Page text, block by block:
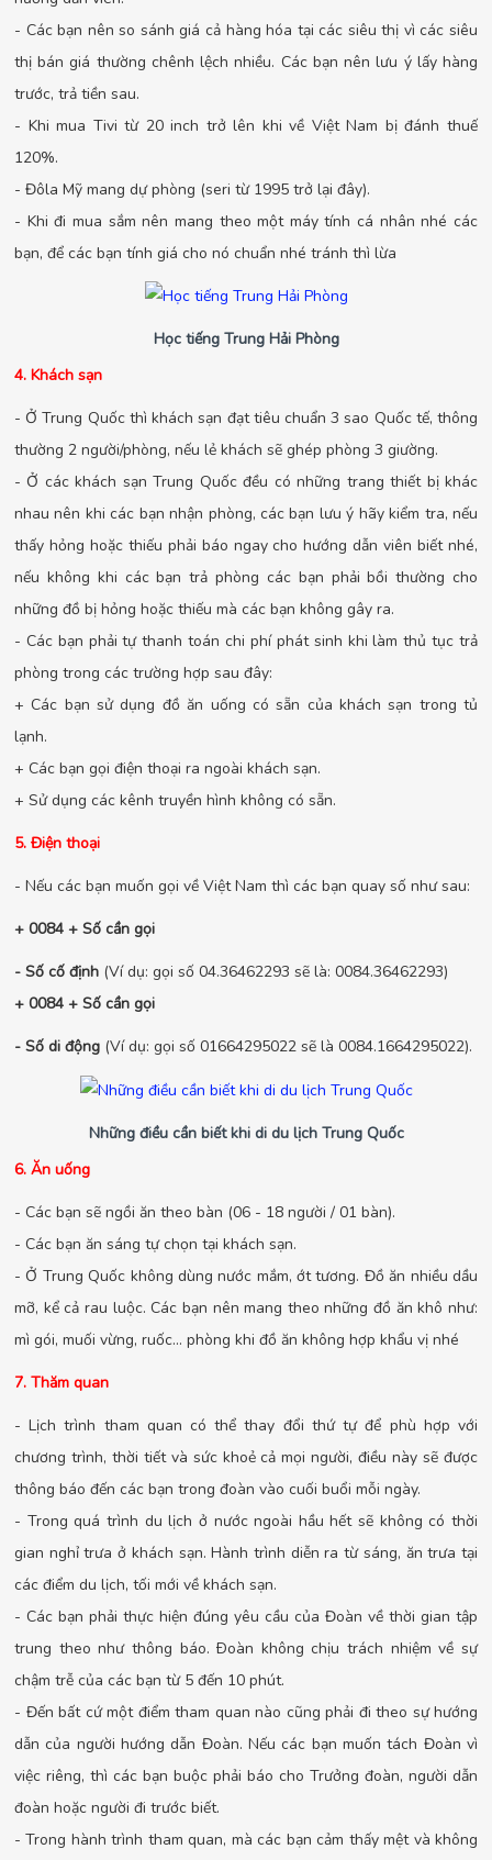
- Các bạn nên so sánh giá cả hàng hóa tại các siêu thị vì các siêu
thị bán giá thường chênh lệch nhiều. Các bạn nên lưu ý lấy hàng
trước, trả tiền sau.
- Khi mua Tivi từ 20 inch trở lên khi về Việt Nam bị đánh thuế
120%.
- Đôla Mỹ mang dự phòng (seri từ 1995 trở lại đây).
- Khi đi mua sắm nên mang theo một máy tính cá nhân nhé các
bạn, để các bạn tính giá cho nó chuẩn nhé tránh thì lừa
Học tiếng Trung Hải Phòng
4. Khách sạn
- Ở Trung Quốc thì khách sạn đạt tiêu chuẩn 3 sao Quốc tế, thông
thường 2 người/phòng, nếu lẻ khách sẽ ghép phòng 3 giường.
- Ở các khách sạn Trung Quốc đều có những trang thiết bị khác
nhau nên khi các bạn nhận phòng, các bạn lưu ý hãy kiểm tra, nếu
thấy hỏng hoặc thiếu phải báo ngay cho hướng dẫn viên biết nhé,
nếu không khi các bạn trả phòng các bạn phải bồi thường cho
những đồ bị hỏng hoặc thiếu mà các bạn không gây ra.
- Các bạn phải tự thanh toán chi phí phát sinh khi làm thủ tục trả
phòng trong các trường hợp sau đây:
+ Các bạn sử dụng đồ ăn uống có sẵn của khách sạn trong tủ
lạnh.
+ Các bạn gọi điện thoại ra ngoài khách sạn.
+ Sử dụng các kênh truyền hình không có sẵn.
5. Điện thoại
- Nếu các bạn muốn gọi về Việt Nam thì các bạn quay số như sau:
+ 0084 + Số cần gọi
- Số cố định (Ví dụ: gọi số 04.36462293 sẽ là: 0084.36462293)
+ 0084 + Số cần gọi
- Số di động (Ví dụ: gọi số 01664295022 sẽ là 0084.1664295022).
Những điều cần biết khi di du lịch Trung Quốc
6. Ăn uống
- Các bạn sẽ ngồi ăn theo bàn (06 - 18 người / 01 bàn).
- Các bạn ăn sáng tự chọn tại khách sạn.
- Ở Trung Quốc không dùng nước mắm, ớt tương. Đồ ăn nhiều dầu
mỡ, kể cả rau luộc. Các bạn nên mang theo những đồ ăn khô như:
mì gói, muối vừng, ruốc… phòng khi đồ ăn không hợp khẩu vị nhé
7. Thăm quan
- Lịch trình tham quan có thể thay đổi thứ tự để phù hợp với
chương trình, thời tiết và sức khoẻ cả mọi người, điều này sẽ được
thông báo đến các bạn trong đoàn vào cuối buổi mỗi ngày.
- Trong quá trình du lịch ở nước ngoài hầu hết sẽ không có thời
gian nghỉ trưa ở khách sạn. Hành trình diễn ra từ sáng, ăn trưa tại
các điểm du lịch, tối mới về khách sạn.
- Các bạn phải thực hiện đúng yêu cầu của Đoàn về thời gian tập
trung theo như thông báo. Ðoàn không chịu trách nhiệm về sự
chậm trễ của các bạn từ 5 đến 10 phút.
- Đến bất cứ một điểm tham quan nào cũng phải đi theo sự hướng
dẫn của người hướng dẫn Đoàn. Nếu các bạn muốn tách Đoàn vì
việc riêng, thì các bạn buộc phải báo cho Trưởng đoàn, người dẫn
đoàn hoặc người đi trước biết.
- Trong hành trình tham quan, mà các bạn cảm thấy mệt và không